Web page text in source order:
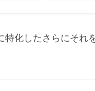
化したさらにそれ